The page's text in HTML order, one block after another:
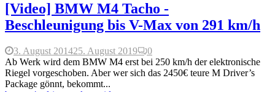
[Video] BMW M4 Tacho -
Beschleunigung bis V-Max von 291 km/h
3. August 201425. August 2019
0
Ab Werk wird dem BMW M4 erst bei 250 km/h der elektronische
Riegel vorgeschoben. Aber wer sich das 2450€ teure M Driver’s
Package gönnt, bekommt...